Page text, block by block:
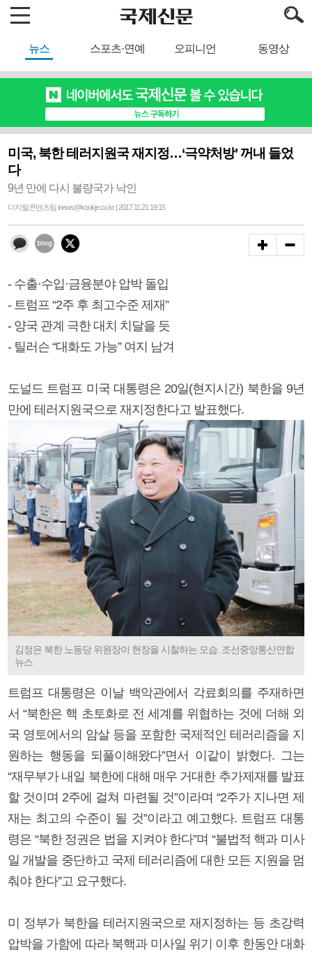
뉴스 스포츠·연예 오피니언 동영상
미국, 북한 테러지원국 재지정…‘극약처방’ 꺼내 들었
다
9년 만에 다시 불량국가 낙인
디지털콘텐츠팀 inews@kookje.co.kr | 2017.11.21 19:15
- 수출·수입·금융분야 압박 돌입
- 트럼프 “2주 후 최고수준 제재”
- 양국 관계 극한 대치 치달을 듯
- 틸러슨 “대화도 가능” 여지 남겨
도널드 트럼프 미국 대통령은 20일(현지시간) 북한을 9년
만에 테러지원국으로 재지정한다고 발표했다.
김정은 북한 노동당 위원장이 현장을 시찰하는 모습. 조선중앙통신연합
뉴스
트럼프 대통령은 이날 백악관에서 각료회의를 주재하면
서 “북한은 핵 초토화로 전 세계를 위협하는 것에 더해 외
국 영토에서의 암살 등을 포함한 국제적인 테러리즘을 지
원하는 행동을 되풀이해왔다”면서 이같이 밝혔다. 그는
“재무부가 내일 북한에 대해 매우 거대한 추가제재를 발표
할 것이며 2주에 걸쳐 마련될 것”이라며 “2주가 지나면 제
재는 최고의 수준이 될 것”이라고 예고했다. 트럼프 대통
령은 “북한 정권은 법을 지켜야 한다”며 “불법적 핵과 미사
일 개발을 중단하고 국제 테러리즘에 대한 모든 지원을 멈
춰야 한다”고 요구했다.
미 정부가 북한을 테러지원국으로 재지정하는 등 초강력
압박을 가함에 따라 북핵과 미사일 위기 이후 한동안 대화